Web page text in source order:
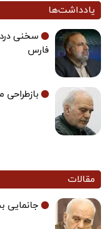
یادداشت‌ها
سخنی
فارس
مقالات